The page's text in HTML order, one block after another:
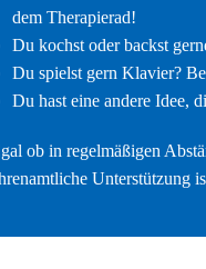
dem Therapierad!
Du kochst oder backst
Du spielst gern Klavier?
Du hast eine andere Idee,
ob in regelmäßigen
Unterstützung